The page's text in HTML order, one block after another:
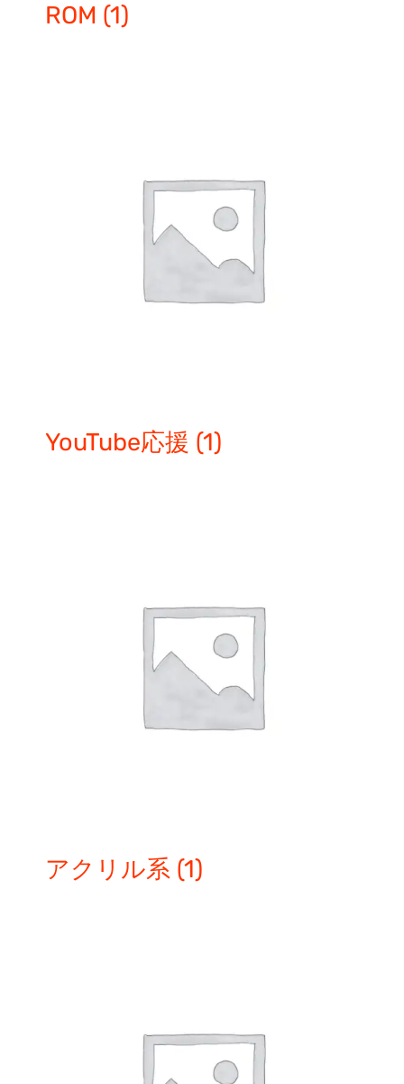
ROM (1)
YouTube応援 (1)
アクリル系 (1)